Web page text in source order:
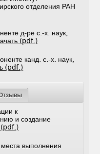
отделения РАН
д-ре с.-х. наук,
(pdf.)
канд. с.-х. наук,
(pdf.)
к
и создание
(pdf.)
выполнения